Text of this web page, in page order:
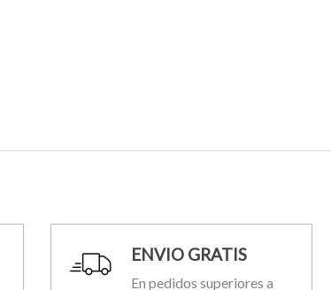
ENVIO GRATIS
En pedidos superiores a